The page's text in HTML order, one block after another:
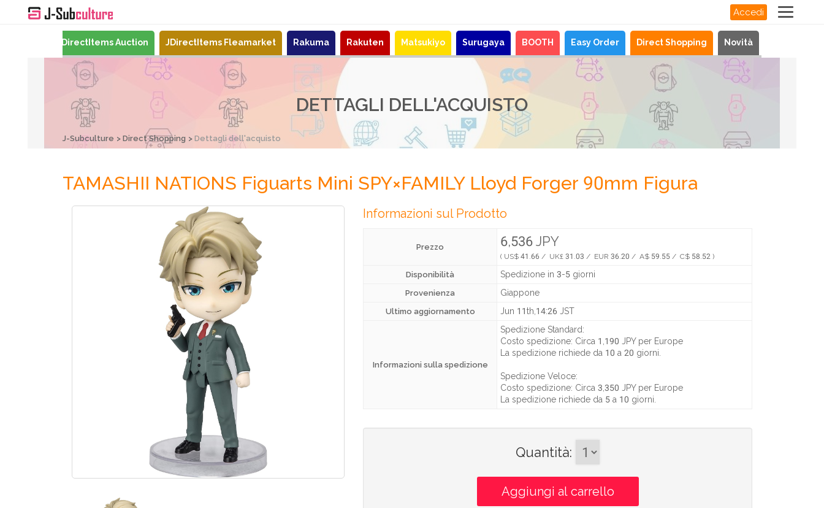
Accedi
JDirectItems Auction JDirectItems Fleamarket Rakuma Rakuten Matsukiyo Surugaya BOOTH Easy Order Direct Shopping Novità
DETTAGLI DELL'ACQUISTO
J-Subculture Direct Shopping Dettagli dell'acquisto
TAMASHII NATIONS Figuarts Mini SPY×FAMILY Lloyd Forger 90mm Figura
Informazioni sul Prodotto
Prezzo 6,536 JPY
( US$ 41.66 / UK£ 31.03 / EUR 36.20 / A$ 59.55 / C$ 58.52 )
Disponibilità Spedizione in 3-5 giorni
Provenienza Giappone
Ultimo aggiornamento Jun 11th,14:26 JST
Informazioni sulla spedizione
Spedizione Standard:
Costo spedizione: Circa 1,190 JPYper Europe
La spedizione richiede da 10 a 20 giorni
Spedizione Veloce:
Costo spedizione: Circa 3,350 JPYper Europe
La spedizione richiede da 5 a 10 giorni
Quantità: